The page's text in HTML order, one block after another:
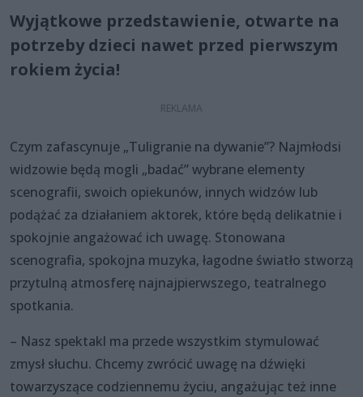
Wyjątkowe przedstawienie, otwarte na
potrzeby dzieci nawet przed pierwszym
rokiem życia!
Czym zafascynuje „Tuligranie na dywanie”? Najmłodsi
widzowie będą mogli „badać” wybrane elementy
scenografii, swoich opiekunów, innych widzów lub
podążać za działaniem aktorek, które będą delikatnie i
spokojnie angażować ich uwagę. Stonowana
scenografia, spokojna muzyka, łagodne światło stworzą
przytulną atmosferę najnajpierwszego, teatralnego
spotkania.
– Nasz spektakl ma przede wszystkim stymulować
zmysł słuchu. Chcemy zwrócić uwagę na dźwięki
towarzyszące codziennemu życiu, angażując też inne